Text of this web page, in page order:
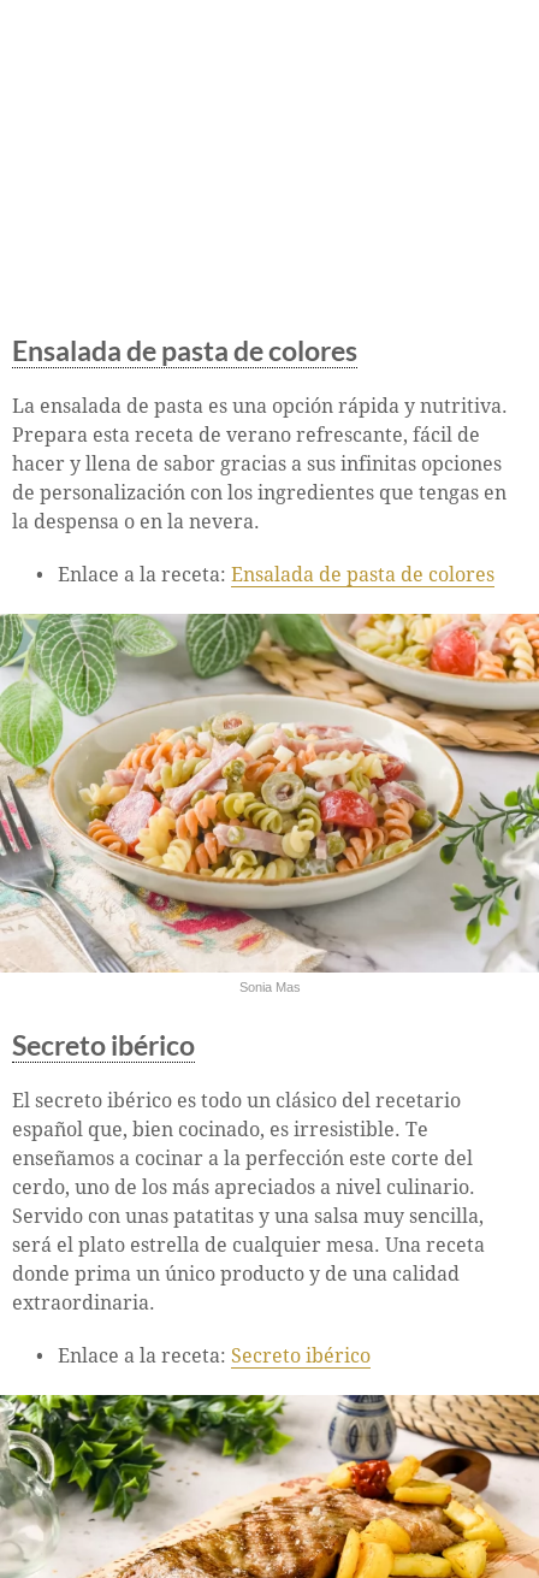
Ensalada de pasta de colores
La ensalada de pasta es una opción rápida y nutritiva.
Prepara esta receta de verano refrescante, fácil de
hacer y llena de sabor gracias a sus infinitas opciones
de personalización con los ingredientes que tengas en
la despensa o en la nevera.
Enlace a la receta: Ensalada de pasta de colores
Sonia Mas
Secreto ibérico
El secreto ibérico es todo un clásico del recetario
español que, bien cocinado, es irresistible. Te
enseñamos a cocinar a la perfección este corte del
cerdo, uno de los más apreciados a nivel culinario.
Servido con unas patatitas y una salsa muy sencilla,
será el plato estrella de cualquier mesa. Una receta
donde prima un único producto y de una calidad
extraordinaria.
Enlace a la receta: Secreto ibérico